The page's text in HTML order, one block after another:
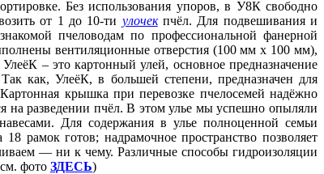
Без использования упоров, в У8К свободно
от 1 до 10-ти улочекпчёл. Для подвешивания и
пчеловодам по профессиональной фанерной
вентиляционные отверстия (100 мм х 100 мм),
– это картонный улей, основное предназначение
как, УлеёК, в большей степени, предназначен для
крышка при перевозке пчелосемей надёжно
на разведении пчёл. В этом улье мы успешно опыляли
Для содержания в улье полноценной семьи
рамок готов; надрамочное пространство позволяет
— ни к чему. Различные способы гидроизоляции
фото ЗДЕСЬ)